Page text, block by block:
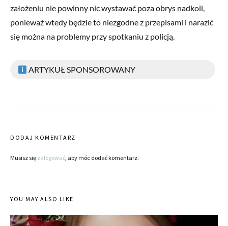
założeniu nie powinny nic wystawać poza obrys nadkoli,
ponieważ wtedy będzie to niezgodne z przepisami i narazić
się można na problemy przy spotkaniu z policją.
ARTYKUŁ SPONSOROWANY
DODAJ KOMENTARZ
Musisz się zalogować , aby móc dodać komentarz.
YOU MAY ALSO LIKE